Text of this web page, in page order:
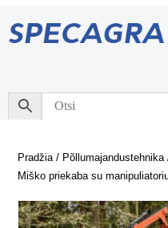
Pradžia/ Põllumajandustehnika
Miško priekaba su